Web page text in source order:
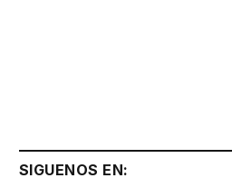
SIGUENOS EN: